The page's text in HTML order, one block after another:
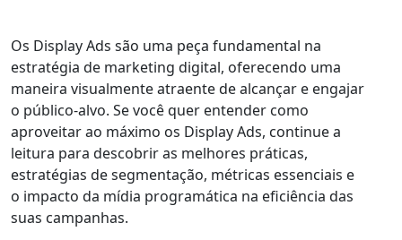
Os Display Ads são uma peça fundamental na
estratégia de marketing digital, oferecendo uma
maneira visualmente atraente de alcançar e engajar
o público-alvo. Se você quer entender como
aproveitar ao máximo os Display Ads, continue a
leitura para descobrir as melhores práticas,
estratégias de segmentação, métricas essenciais e
o impacto da mídia programática na eficiência das
suas campanhas.